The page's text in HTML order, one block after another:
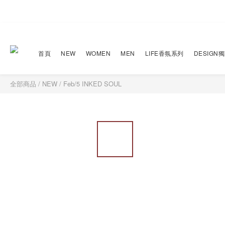
首頁 NEW WOMEN MEN LIFE香氛系列 DESIGN
全部商品 / NEW / Feb/5 INKED SOUL